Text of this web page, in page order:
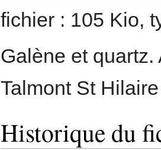
fichier : 105 Kio,
Galène et
Talmont St
Historique du